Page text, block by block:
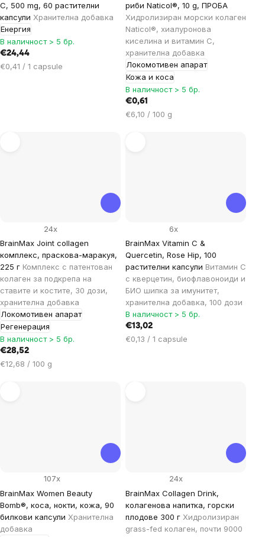
C, 500 mg, 60 растителни
капсули Хранителна добавка
Енергия
В наличност > 5 бр.
€24,44
Цена
€0,41 / 1 capsule
риби Naticol®, 10 g, ПРОБА
Хидролизиран морски колаген
Naticol®, хиалуронова
киселина и витамин С,
хранителна добавка
Локомотивен апарат
Кожа и коса
В наличност > 5 бр.
€0,61
Цена
€6,10 / 100 g
BrainMax Joint collagen
комплекс, праскова-маракуя,
225 г Комплекс с патентован
колаген за подкрепа на
ставите и костите, 30 дози,
хранителна добавка
Локомотивен апарат
Регенерация
24x
В наличност > 5 бр.
€28,52
Цена
€12,68 / 100 g
BrainMax Vitamin C &
Quercetin, Rose Hip, 100
растителни капсули Витамин C
с кверцетин, биофлавоноиди и
БИО шипка за имунитет,
хранителна добавка, 100 дози
6x
В наличност > 5 бр.
€13,02
Цена
€0,13 / 1 capsule
BrainMax Women Beauty
Bomb®, коса, нокти, кожа, 90
билкови капсули Хранителна
добавка
107x
BrainMax Collagen Drink,
колагенова напитка, горски
плодове 300 г Хидролизиран
grass-fed колаген, почти 9000
24x